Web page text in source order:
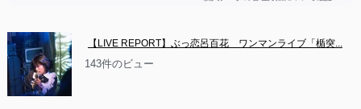
【LIVE REPORT】ぶっ恋呂百花　ワンマンライブ「楯突...
143件のビュー